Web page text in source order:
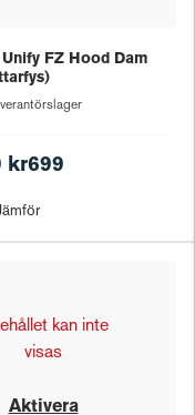
Unify FZ Hood Dam
kr699
kan inte
visas
Aktivera